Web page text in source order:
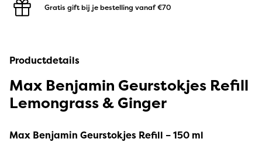
Gratis gift bij je bestelling vanaf €70
Productdetails
Max Benjamin Geurstokjes Refill
Lemongrass & Ginger
Max Benjamin Geurstokjes Refill – 150 ml